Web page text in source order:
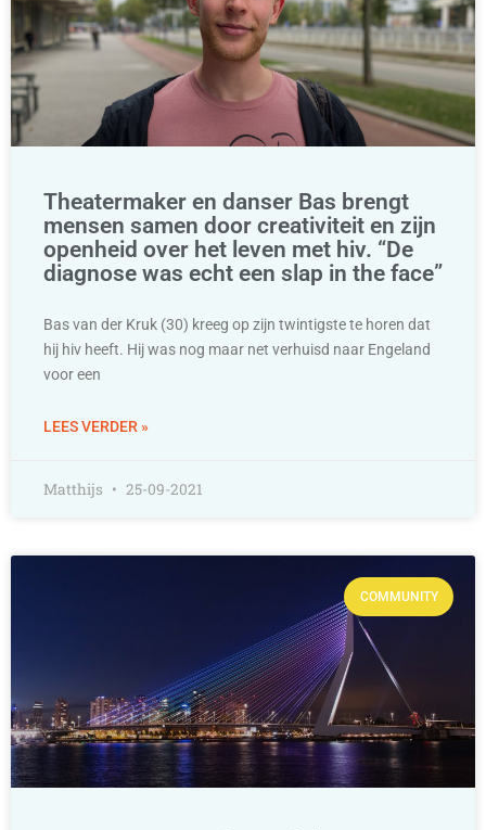
Theatermaker en danser Bas brengt
mensen samen door creativiteit en zijn
openheid over het leven met hiv. “De
diagnose was echt een slap in the face”
Bas van der Kruk (30) kreeg op zijn twintigste te horen dat
hij hiv heeft. Hij was nog maar net verhuisd naar Engeland
voor een
LEES VERDER »
Matthijs 25-09-2021
COMMUNITY